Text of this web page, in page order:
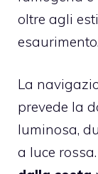
oltre agli
esaurimento.
La
prevede la
luminosa,
a luce